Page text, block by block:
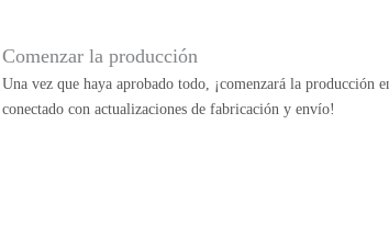
Comenzar la producción
Una vez que haya aprobado todo, ¡comenzará la producción
conectado con actualizaciones de fabricación y envío!